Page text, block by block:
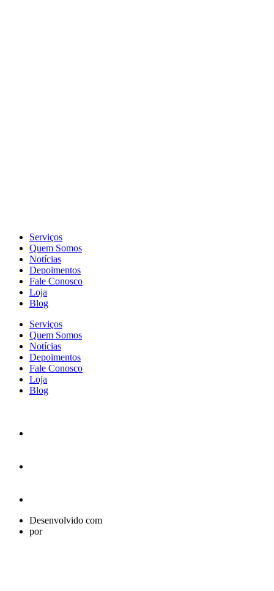
Serviços
Quem Somos
Notícias
Depoimentos
Fale Conosco
Loja
Blog
Serviços
Quem Somos
Notícias
Depoimentos
Fale Conosco
Loja
Blog
Desenvolvido com
por